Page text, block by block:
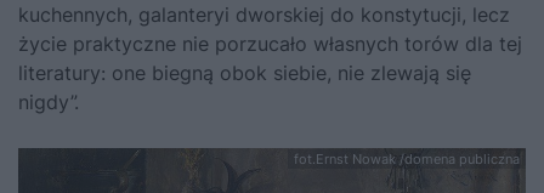
kuchennych, galanteryi dworskiej do konstytucji, lecz
życie praktyczne nie porzucało własnych torów dla tej
literatury: one biegną obok siebie, nie zlewają się
nigdy”.
fot.Ernst Nowak /domena publiczna